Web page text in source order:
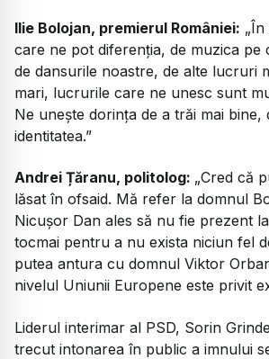
Ilie Bolojan, premierul României:
care ne pot diferenţia, de muzica pe
de dansurile noastre, de alte lucruri
mari, lucrurile care ne unesc sunt
Ne uneşte dorinţa de a trăi mai bine,
identitatea.”
Andrei Țăranu, politolog: „Cred că
lăsat în ofsaid. Mă refer la domnul
Nicușor Dan ales să nu fie prezent
tocmai pentru a nu exista niciun fel
putea antura cu domnul Viktor
nivelul Uniunii Europene este privit
Liderul interimar al PSD, Sorin
trecut intonarea în public a imnului